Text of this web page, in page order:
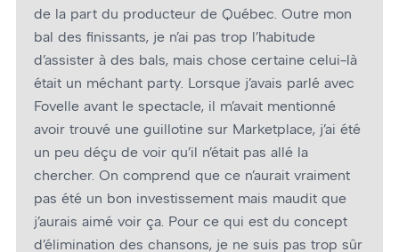
de la part du producteur de Québec. Outre mon
bal des finissants, je n’ai pas trop l’habitude
d’assister à des bals, mais chose certaine celui-là
était un méchant party. Lorsque j’avais parlé avec
Fovelle avant le spectacle, il m’avait mentionné
avoir trouvé une guillotine sur Marketplace, j’ai été
un peu déçu de voir qu’il n’était pas allé la
chercher. On comprend que ce n’aurait vraiment
pas été un bon investissement mais maudit que
j’aurais aimé voir ça. Pour ce qui est du concept
d’élimination des chansons, je ne suis pas trop sûr